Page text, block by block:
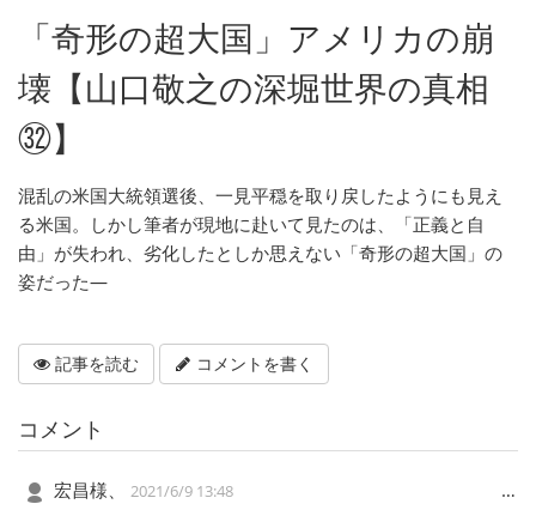
「奇形の超大国」アメリカの崩
壊【山口敬之の深堀世界の真相
㉜】
混乱の米国大統領選後、一見平穏を取り戻したようにも見え
る米国。しかし筆者が現地に赴いて見たのは、「正義と自
由」が失われ、劣化したとしか思えない「奇形の超大国」の
姿だった―
記事を読む コメントを書く
コメント
…
宏昌様、 2021/6/9 13:48